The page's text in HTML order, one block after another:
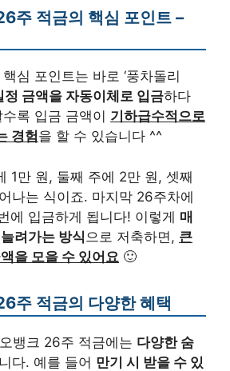
주 적금의 핵심 포인트 –
심 포인트는 바로 ‘풍차돌리
정 금액을 자동이체로 입금하다
록 입금 금액이 기하급수적으로
경험을 할 수 있습니다 ^^
1만 원, 둘째 주에 2만 원, 셋째
나는 식이죠. 마지막 26주차에
에 입금하게 됩니다! 이렇게 매
려가는 방식으로 저축하면, 큰
을 모을 수 있어요 🙂
주 적금의 다양한 혜택
뱅크 26주 적금에는 다양한 숨
다. 예를 들어 만기 시 받을 수 있